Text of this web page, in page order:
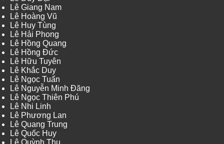
Lê Giang Nam
Lê Hoàng Vũ
Lê Huy Tùng
Lê Hải Phong
Lê Hồng Quang
Lê Hồng Đức
Lê Hữu Tuyên
Lê Khắc Duy
Lê Ngọc Tuấn
Lê Nguyễn Minh Đăng
Lê Ngọc Thiên Phú
Lê Nhi Linh
Lê Phương Lan
Lê Quang Trung
Lê Quốc Huy
Lê Quỳnh Thu